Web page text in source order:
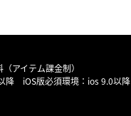
アイテム課金制）
降 iOS版必須環境：ios 9.0以降